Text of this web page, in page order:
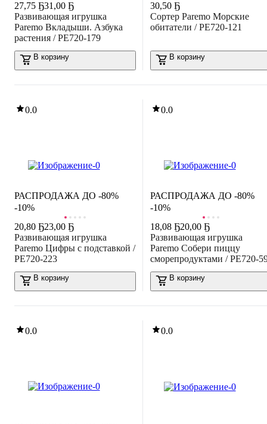
27,75 Ҕ31,00 Ҕ
Развивающая игрушка
Paremo Вкладыши. Азбука
растения / PE720-179
В корзину
30,50 Ҕ
Сортер Paremo Морские
обитатели / PE720-121
В корзину
0.0
-10%
РАСПРОДАЖА ДО -80%
20,80 Ҕ23,00 Ҕ
Развивающая игрушка
Paremo Цифры с подставкой /
PE720-223
В корзину
0.0
-10%
РАСПРОДАЖА ДО -80%
18,08 Ҕ20,00 Ҕ
Развивающая игрушка
Paremo Собери пиццу
сморепродуктами / PE720-
В корзину
0.0 0.0